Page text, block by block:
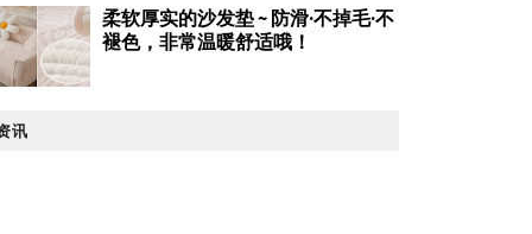
柔软厚实的沙发垫 ~ 防滑·不掉毛·不
褪色，非常温暖舒适哦！
讯